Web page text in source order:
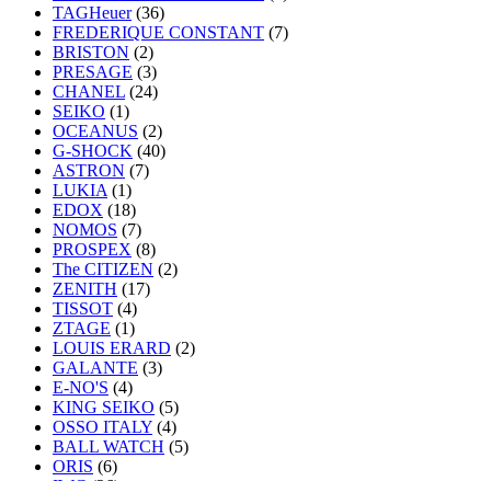
TAGHeuer(36)
FREDERIQUE CONSTANT (7)
BRISTON (2)
PRESAGE (3)
CHANEL (24)
SEIKO (1)
OCEANUS (2)
G-SHOCK (40)
ASTRON (7)
LUKIA (1)
EDOX (18)
NOMOS (7)
PROSPEX (8)
The CITIZEN (2)
ZENITH (17)
TISSOT (4)
ZTAGE (1)
LOUIS ERARD (2)
GALANTE (3)
E-NO'S (4)
KING SEIKO (5)
OSSO ITALY (4)
BALL WATCH (5)
ORIS (6)